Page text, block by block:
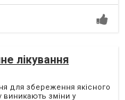
лікування
для збереження якісного
зміни у